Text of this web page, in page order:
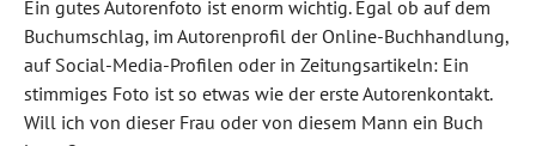
Ein gutes Autorenfoto ist enorm wichtig. Egal ob auf dem
Buchumschlag, im Autorenprofil der Online-Buchhandlung,
auf Social-Media-Profilen oder in Zeitungsartikeln: Ein
stimmiges Foto ist so etwas wie der erste Autorenkontakt.
Will ich von dieser Frau oder von diesem Mann ein Buch